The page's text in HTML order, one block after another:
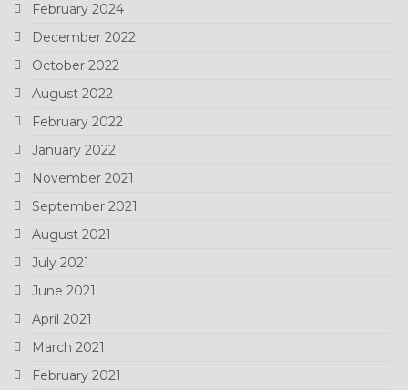
February 2024
December 2022
October 2022
August 2022
February 2022
January 2022
November 2021
September 2021
August 2021
July 2021
June 2021
April 2021
March 2021
February 2021